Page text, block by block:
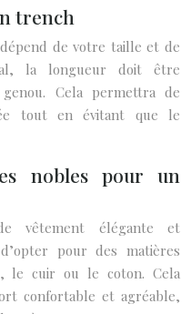
trench
de votre taille et de
la longueur doit être
Cela permettra de
tout en évitant que le
nobles pour un
vêtement élégante et
pour des matières
le cuir ou le coton. Cela
confortable et agréable,